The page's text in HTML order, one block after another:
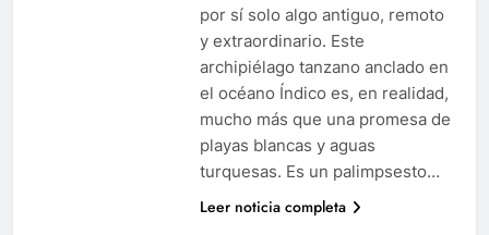
por sí solo algo antiguo, remoto
y extraordinario. Este
archipiélago tanzano anclado en
el océano Índico es, en realidad,
mucho más que una promesa de
playas blancas y aguas
turquesas. Es un palimpsesto…
Leer noticia completa